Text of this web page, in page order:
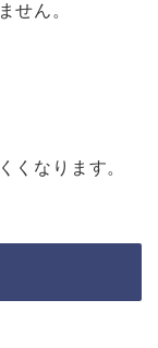
せん。
くなります。